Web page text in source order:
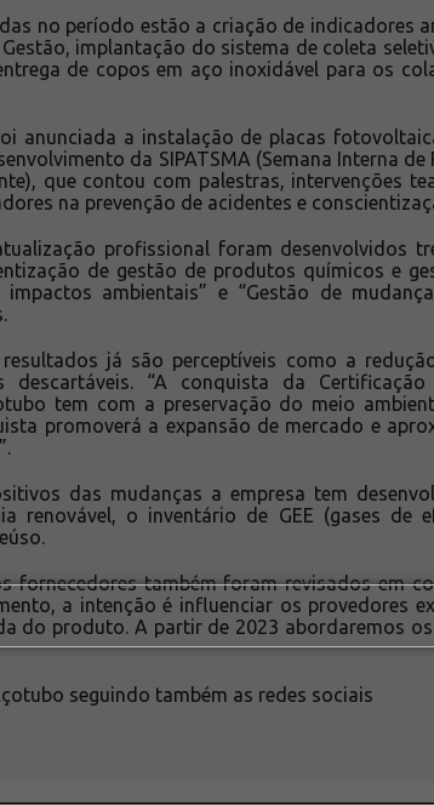
no período estão a criação de indicadores
implantação do sistema de coleta
de copos em aço inoxidável para os
anunciada a instalação de placas
da SIPATSMA (Semana Interna
que contou com palestras, intervenções
na prevenção de acidentes e
profissional foram desenvolvidos
de gestão de produtos químicos e
impactos ambientais” e “Gestão de
resultados já são perceptíveis como a
“A conquista da Certificação
tem com a preservação do meio
promoverá a expansão de mercado e
das mudanças a empresa tem
renovável, o inventário de GEE (gases de
fornecedores também foram revisados em
a intenção é influenciar os provedores
do produto. A partir de 2023 abordaremos
seguindo também as redes sociais